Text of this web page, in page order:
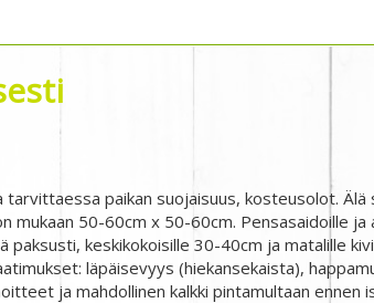
tarvittaessa paikan suojaisuus, kosteusolot.
mukaan 50-60cm x 50-60cm. Pensasaidoille
paksusti, keskikokoisille 30-40cm ja matalille
läpäisevyys (hiekansekaista),
ja mahdollinen kalkki pintamultaan ennen